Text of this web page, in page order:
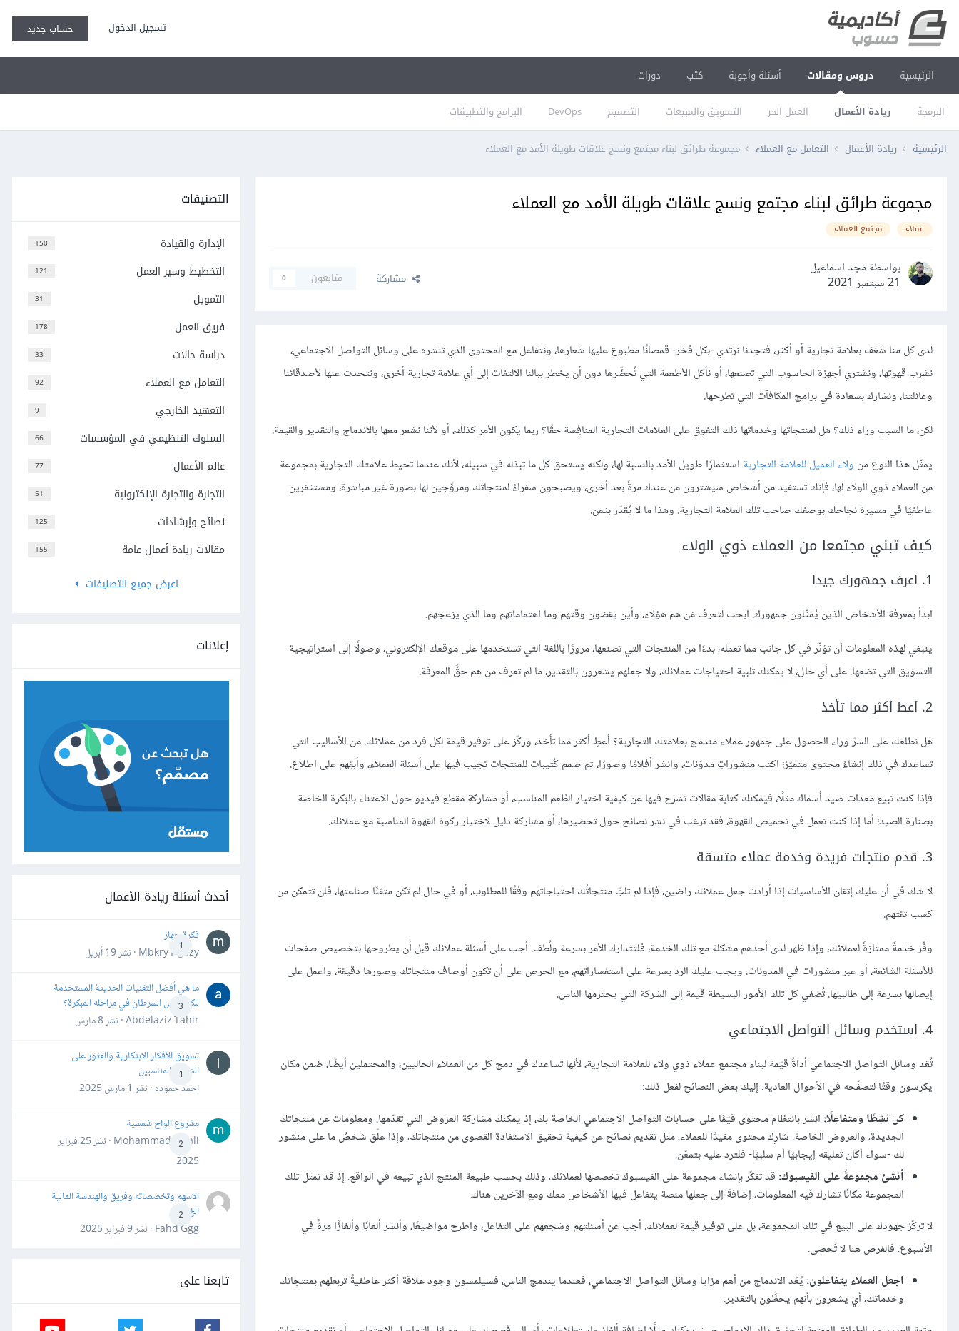
تسجيل الدخول حساب جديد
الرئيسية دروس ومقالات
البرمجة ريادة الأعمال العمل الحر التسويق والمبيعات التصميم DevOps البرامج والتطبيقات
أسئلة وأجوبة كتب دورات
الرئيسية ريادة الأعمال التعامل مع العملاء مجموعة طرائق لبناء مجتمع ونسج علاقات طويلة الأمد مع العملاء
مجموعة طرائق لبناء مجتمع ونسج علاقات طويلة الأمد مع العملاء
عملاء مجتمع العملاء
بواسطة مجد اسماعيل
21 سبتمبر 2021
مشاركة متابعون 0
لدى كل منا شغف بعلامة تجارية أو أكثر، فتجدنا نرتدي -بكل فخر- قمصانًا مطبوع عليها شعارها، ونتفاعل مع المحتوى الذي تنشره على وسائل التواصل الاجتماعي،
نشرب قهوتها، ونشتري أجهزة الحاسوب التي تصنعها، أو نأكل الأطعمة التي تُحضِّرها دون أن يخطر ببالنا الالتفات إلى أي علامة تجارية أخرى، ونتحدث عنها لأصدقائنا
وعائلتنا، ونشارك بسعادة في برامج المكافآت التي تطرحها.
لكن، ما السبب وراء ذلك؟ هل لمنتجاتها وخدماتها ذلك التفوق على العلامات التجارية المنافِسة حقًا؟ ربما يكون الأمر كذلك، أو لأننا نشعر معها بالاندماج والتقدير والقيمة.
يمثّل هذا النوع من ولاء العميل للعلامة التجارية استثمارًا طويل الأمد بالنسبة لها، ولكنه يستحق كل ما تبذله في سبيله، لأنك عندما تحيط علامتك التجارية بمجموعة
من العملاء ذوي الولاء لها، فإنك تستفيد من أشخاص سيشترون من عندك مرةً بعد أخرى، ويصبحون سفراءً لمنتجاتك ومروِّجين لها بصورة غير مباشرة، ومستثمَرين
عاطفيًا في مسيرة نجاحك بوصفك صاحب تلك العلامة التجارية. وهذا ما لا يُقدّر بثمن.
كيف تبني مجتمعا من العملاء ذوي الولاء
1. اعرف جمهورك جيدا
ابدأ بمعرفة الأشخاص الذين يُمثّلون جمهورك. ابحث لتعرف مَن هم هؤلاء، وأين يقضون وقتهم وما اهتماماتهم وما الذي يزعجهم.
ينبغي لهذه المعلومات أن تؤثّر في كل جانب مما تعمله، بدءًا من المنتجات التي تصنعها، مرورًا باللغة التي تستخدمها على موقعك الإلكتروني، وصولًا إلى استراتيجية
التسويق التي تضعها. على أي حال، لا يمكنك تلبية احتياجات عملائك، ولا جعلهم يشعرون بالتقدير، ما لم تعرف من هم حقَّ المعرفة.
2. أعط أكثر مما تأخذ
هل نطلعك على السرّ وراء الحصول على جمهور عملاء مندمج بعلامتك التجارية؟ أعطِ أكثر مما تأخذ، وركّز على توفير قيمة لكل فرد من عملائك. من الأساليب التي
تساعدك في ذلك إنشاءُ محتوى متميّز؛ اكتب منشوراتِ مدوّنات، وانشر أفلامًا وصورًا، ثم صمم كُتيبات للمنتجات تجيب فيها على أسئلة العملاء، وأبقِهم على اطلاع.
فإذا كنت تبيع معدات صيد أسماك مثلًا، فيمكنك كتابة مقالات تشرح فيها عن كيفية اختيار الطُعم المناسب، أو مشاركة مقطع فيديو حول الاعتناء بالبَكرة الخاصة
بصِنارة الصيد؛ أما إذا كنت تعمل في تحميص القهوة، فقد ترغب في نشر نصائح حول تحضيرها، أو مشاركة دليل لاختيار ركوة القهوة المناسبة مع عملائك.
3. قدم منتجات فريدة وخدمة عملاء متسقة
لا شك في أن عليك إتقان الأساسيات إذا أرادت جعل عملائك راضين، فإذا لم تلبِّ منتجاتُك احتياجاتهم وفقًا للمطلوب، أو في حال لم تكن متقنًا صناعتها، فلن تتمكن من
كسب ثقتهم.
وفّر خدمةً ممتازةً لعملائك، وإذا ظهر لدى أحدهم مشكلة مع تلك الخدمة، فلتتدارك الأمر بسرعة ولُطف. أجب على أسئلة عملائك قبل أن يطروحها بتخصيص صفحات
للأسئلة الشائعة، أو عبر منشورات في المدونات. ويجب عليك الرد بسرعة على استفساراتهم، مع الحرص على أن تكون أوصاف منتجاتك وصورها دقيقة، واعمل على
إيصالها بسرعة إلى طالبيها. تُضفي كل تلك الأمور البسيطة قيمة إلى الشركة التي يحترمها الناس.
4. استخدم وسائل التواصل الاجتماعي
تُعَد وسائل التواصل الاجتماعي أداةً قيّمة لبناء مجتمع عملاء ذوي ولاء للعلامة التجارية، لأنها تساعدك في دمج كل من العملاء الحاليين، والمحتملين أيضًا، ضمن مكان
يكرسون وقتًا لتصفّحه في الأحوال العادية. إليك بعض النصائح لفعل ذلك:
كن نشِطًا ومتفاعِلًا: انشر بانتظام محتوى قيّمًا على حسابات التواصل الاجتماعي الخاصة بك، إذ يمكنك مشاركة العروض التي تقدّمها، ومعلومات عن منتجاتك
الجديدة، والعروض الخاصة. شارِك محتوى مفيدًا للعملاء، مثل تقديم نصائح عن كيفية تحقيق الاستفادة القصوى من منتجاتك، وإذا علّق شخصٌ ما على منشور
لك -سواء أكان تعليقه إيجابيًا أم سلبيًا- فلترد عليه بتمعّن.
أنشئ مجموعةً على الفيسبوك: قد تفكّر بإنشاء مجموعة على الفيسبوك تخصصها لعملائك، وذلك بحسب طبيعة المنتج الذي تبيعه في الواقع. إذ قد تمثل تلك
المجموعة مكانًا تشارك فيه المعلومات، إضافةً إلى جعلها منصة يتفاعل فيها الأشخاص معك ومع الآخرين هناك.
لا تركّز جهودك على البيع في تلك المجموعة، بل على توفير قيمة لعملائك. أجب عن أسئلتهم وشجعهم على التفاعل، واطرح مواضيعًا، وأنشر ألعابًا وألغازًا مرةً في
الأسبوع. فالفرص هنا لا تُحصى.
اجعل العملاء يتفاعلون: يًعَد الاندماج من أهم مزايا وسائل التواصل الاجتماعي، فعندما يندمج الناس، فسيلمسون وجود علاقة أكثر عاطفيةً تربطهم بمنتجاتك
وخدماتك، أي يشعرون بأنهم يحظَون بالتقدير.
التصنيفات
150 الإدارة والقيادة
121 التخطيط وسير العمل
31 التمويل
178 فريق العمل
33 دراسة حالات
92 التعامل مع العملاء
9 التعهيد الخارجي
66 السلوك التنظيمي في المؤسسات
77 عالم الأعمال
51 التجارة والتجارة الإلكترونية
125 نصائح وإرشادات
155
مقالات ريادة أعمال عامة
اعرض جميع التصنيفات
إعلانات
أحدث أسئلة ريادة الأعمال
1
فكرة جهاز
Mbkry Hgazy · نشر
19 أبريل
3
ما هي أفضل التقنيات الحديثة المستخدمة
للكشف عن السرطان في مراحله المبكرة؟
Abdelaziz Tahir · نشر
8 مارس
1
تسويق الأفكار الابتكارية والعثور على
الشركاء المناسبين
احمد حموده · نشر 1 مارس 2025
2
مشروع الواح شمسية
Mohammad Awali · نشر
25 فبراير
2025
2
الاسهم وتخصصاته وفريق والهندسة المالية
الخ
Fahd Ggg · نشر
9 فبراير 2025
تابعنا على